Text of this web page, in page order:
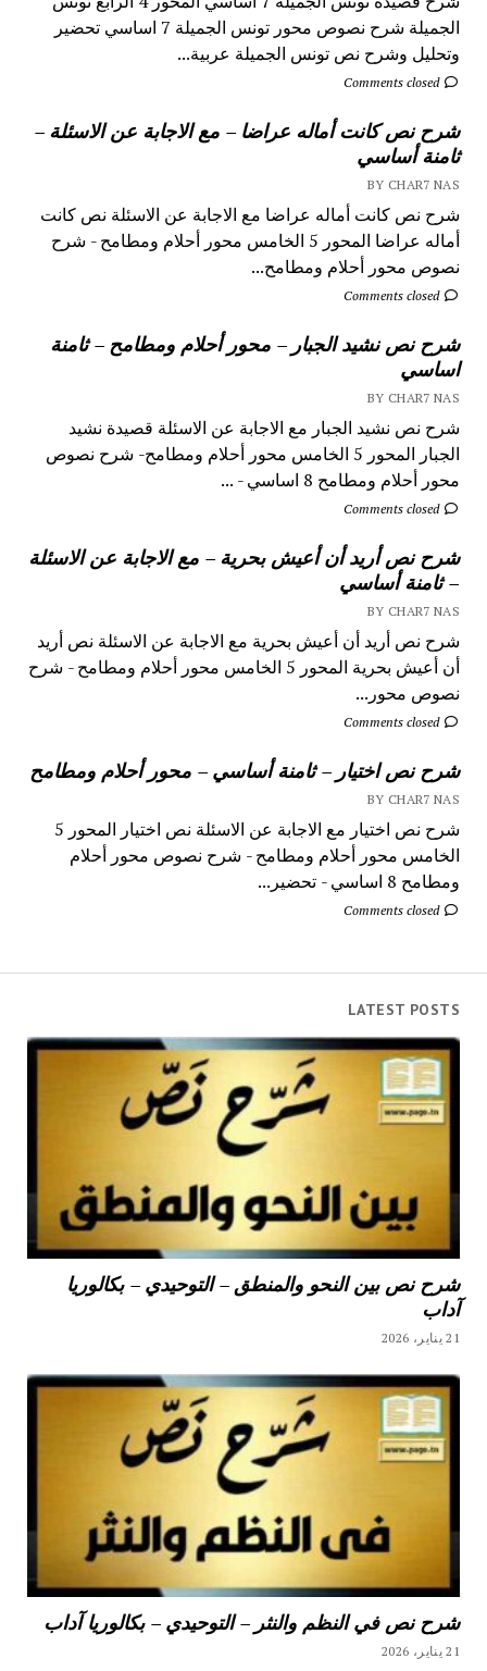
الجميلة شرح نصوص محور تونس الجميلة 7 اساسي تحضير
وتحليل وشرح نص تونس الجميلة عربية...
Comments closed
شرح نص كانت أماله عراضا – مع الاجابة عن الاسئلة –
ثامنة أساسي
BY CHAR7 NAS
شرح نص كانت أماله عراضا مع الاجابة عن الاسئلة نص كانت
أماله عراضا المحور 5 الخامس محور أحلام ومطامح - شرح
نصوص محور أحلام ومطامح...
Comments closed
شرح نص نشيد الجبار – محور أحلام ومطامح – ثامنة
اساسي
BY CHAR7 NAS
شرح نص نشيد الجبار مع الاجابة عن الاسئلة قصيدة نشيد
الجبار المحور 5 الخامس محور أحلام ومطامح- شرح نصوص
محور أحلام ومطامح 8 اساسي - ...
Comments closed
شرح نص أريد أن أعيش بحرية – مع الاجابة عن الاسئلة
– ثامنة أساسي
BY CHAR7 NAS
شرح نص أريد أن أعيش بحرية مع الاجابة عن الاسئلة نص أريد
أن أعيش بحرية المحور 5 الخامس محور أحلام ومطامح - شرح
نصوص محور...
Comments closed
شرح نص اختيار – ثامنة أساسي – محور أحلام ومطامح
BY CHAR7 NAS
شرح نص اختيار مع الاجابة عن الاسئلة نص اختيار المحور 5
الخامس محور أحلام ومطامح - شرح نصوص محور أحلام
ومطامح 8 اساسي - تحضير...
Comments closed
LATEST POSTS
شرح نص بين النحو والمنطق – التوحيدي – بكالوريا
آداب
21 يناير، 2026
شرح نص في النظم والنثر – التوحيدي – بكالوريا آداب
21 يناير، 2026